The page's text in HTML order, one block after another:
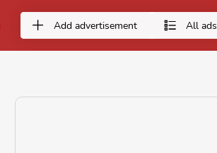
Add advertisement All ads